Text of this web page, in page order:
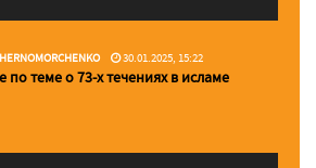
30.01.2025, 15:22
по теме о 73-х течениях в исламе